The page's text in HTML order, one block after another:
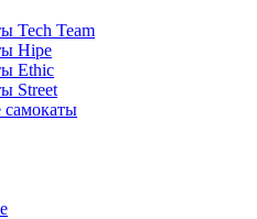
Tech Team
Hipe
Ethic
Street
самокаты